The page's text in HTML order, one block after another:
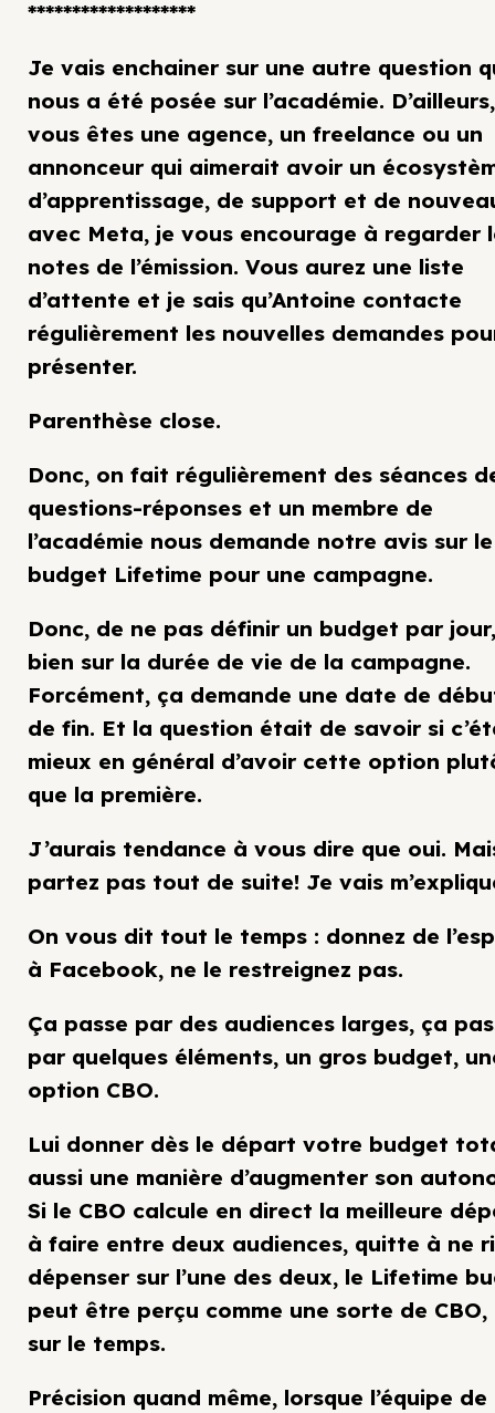
*******************
Je vais enchainer sur une autre question
nous a été posée sur l’académie.
vous êtes une agence, un freelance ou un
annonceur qui aimerait avoir un
d’apprentissage, de support et de
avec Meta, je vous encourage à regarder
notes de l’émission. Vous aurez une liste
d’attente et je sais qu’Antoine contacte
régulièrement les nouvelles demandes
présenter.
Parenthèse close.
Donc, on fait régulièrement des séances
questions-réponses et un membre de
l’académie nous demande notre avis sur le
budget Lifetime pour une campagne.
Donc, de ne pas définir un budget par
bien sur la durée de vie de la campagne.
Forcément, ça demande une date de
de fin. Et la question était de savoir si
mieux en général d’avoir cette option
que la première.
J’aurais tendance à vous dire que oui.
partez pas tout de suite! Je vais
On vous dit tout le temps : donnez de
à Facebook, ne le restreignez pas.
Ça passe par des audiences larges, ça
par quelques éléments, un gros budget,
option CBO.
Lui donner dès le départ votre budget
aussi une manière d’augmenter son
Si le CBO calcule en direct la meilleure
à faire entre deux audiences, quitte à ne
dépenser sur l’une des deux, le Lifetime
peut être perçu comme une sorte de CBO,
sur le temps.
Précision quand même, lorsque l’équipe de